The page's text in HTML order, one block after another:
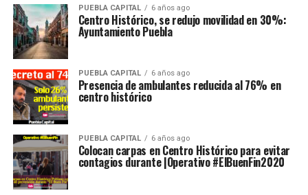
PUEBLA CAPITAL 6 años ago
Centro Histórico, se redujo movilidad en 30%:
Ayuntamiento Puebla
PUEBLA CAPITAL 6 años ago
Presencia de ambulantes reducida al 76% en
centro histórico
PUEBLA CAPITAL 6 años ago
Colocan carpas en Centro Histórico para evitar
contagios durante |Operativo #ElBuenFin2020